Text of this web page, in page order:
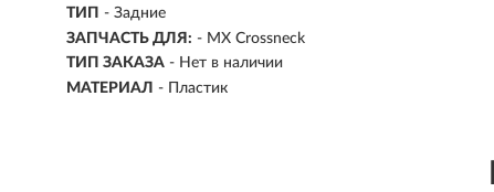
ТИП - Задние
ЗАПЧАСТЬ ДЛЯ: - MX Crossneck
ТИП ЗАКАЗА - Нет в наличии
МАТЕРИАЛ - Пластик